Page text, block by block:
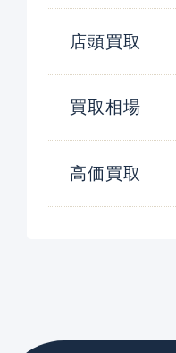
店頭買取
買取相場
高価買取